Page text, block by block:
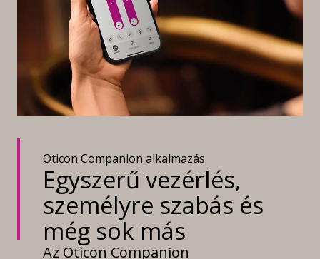
Oticon Companion alkalmazás
Egyszerű vezérlés,
személyre szabás és
még sok más
Az Oticon Companion